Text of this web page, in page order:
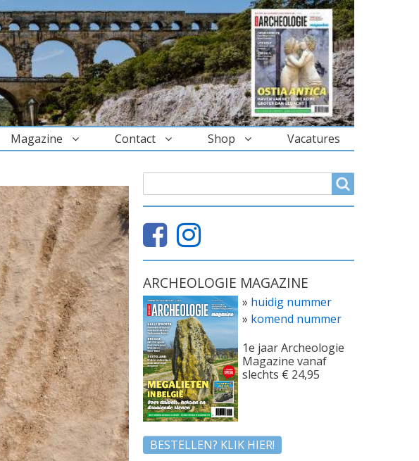
Magazine Contact Shop Vacatures
ARCHEOLOGIE MAGAZINE
» huidig nummer
» komend nummer
1e jaar Archeologie
Magazine vanaf
slechts € 24,95
BESTELLEN? KLIK HIER!